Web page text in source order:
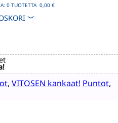
0TUOTETTA 0,00 €
﹀
, VITOSEN kankaat! Puntot,